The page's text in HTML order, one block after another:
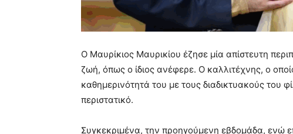
Ο Μαυρίκιος Μαυρικίου έζησε μία απίστευτη
ζωή, όπως ο ίδιος ανέφερε. Ο καλλιτέχνης, ο
καθημερινότητά του με τους διαδικτυακούς του
περιστατικό.
Συγκεκριμένα, την προηγούμενη εβδομάδα, ενώ